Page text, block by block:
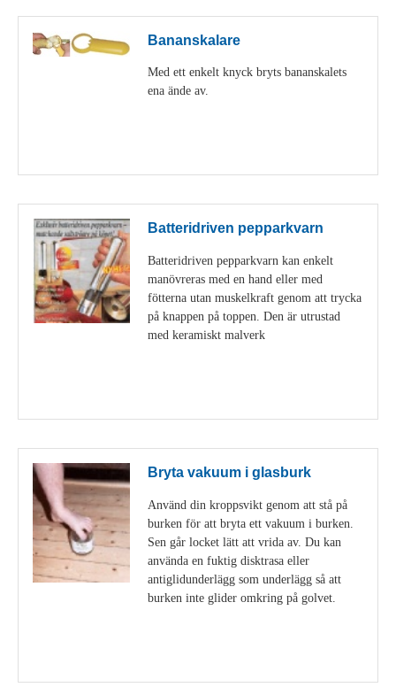
Bananskalare
Med ett enkelt knyck bryts bananskalets
ena ände av.
Batteridriven pepparkvarn
Batteridriven pepparkvarn kan enkelt
manövreras med en hand eller med
fötterna utan muskelkraft genom att trycka
på knappen på toppen. Den är utrustad
med keramiskt malverk
Bryta vakuum i glasburk
Använd din kroppsvikt genom att stå på
burken för att bryta ett vakuum i burken.
Sen går locket lätt att vrida av. Du kan
använda en fuktig disktrasa eller
antiglidunderlägg som underlägg så att
burken inte glider omkring på golvet.